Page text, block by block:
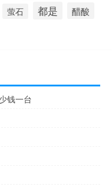
萤石 都是 醋酸
钱一台